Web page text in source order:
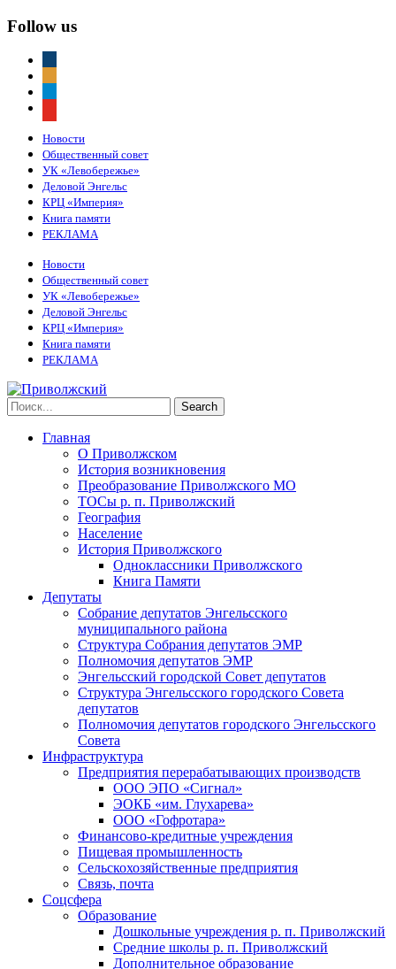
Follow us
Новости
Общественный совет
УК «Левобережье»
Деловой Энгельс
КРЦ «Империя»
Книга памяти
РЕКЛАМА
Новости
Общественный совет
УК «Левобережье»
Деловой Энгельс
КРЦ «Империя»
Книга памяти
РЕКЛАМА
Главная
О Приволжском
История возникновения
Преобразование Приволжского МО
ТОСы р. п. Приволжский
География
Население
История Приволжского
Одноклассники Приволжского
Книга Памяти
Депутаты
Собрание депутатов Энгельсского
муниципального района
Структура Собрания депутатов ЭМР
Полномочия депутатов ЭМР
Энгельсский городской Совет депутатов
Структура Энгельсского городского Совета
депутатов
Полномочия депутатов городского Энгельсского
Совета
Инфраструктура
Предприятия перерабатывающих производств
ООО ЭПО «Сигнал»
ЭОКБ «им. Глухарева»
ООО «Гофротара»
Финансово-кредитные учреждения
Пищевая промышленность
Сельскохозяйственные предприятия
Связь, почта
Соцсфера
Образование
Дошкольные учреждения р. п. Приволжский
Средние школы р. п. Приволжский
Дополнительное образование